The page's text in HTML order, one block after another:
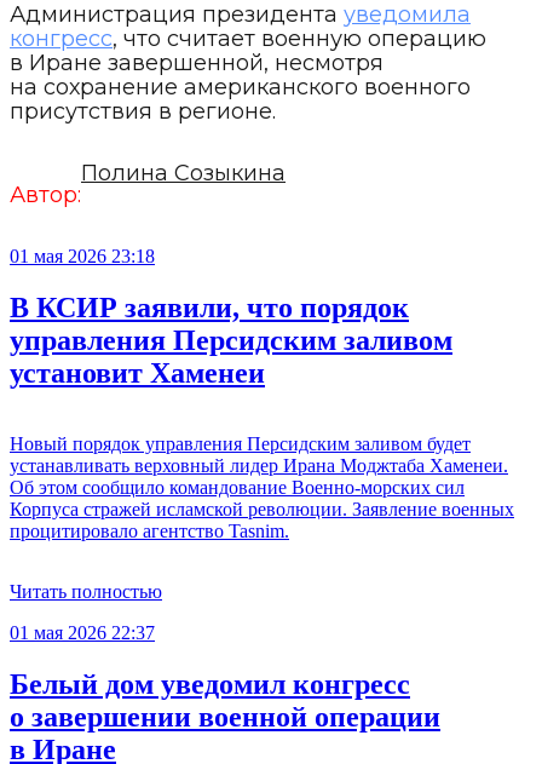
Администрация президента уведомила
конгресс, что считает военную операцию
в Иране завершенной, несмотря
на сохранение американского военного
присутствия в регионе.
Автор:
Полина Созыкина
01 мая 2026 23:18
В КСИР заявили, что порядок
управления Персидским заливом
установит Хаменеи
Новый порядок управления Персидским заливом будет
устанавливать верховный лидер Ирана Моджтаба Хаменеи.
Об этом сообщило командование Военно-морских сил
Корпуса стражей исламской революции. Заявление военных
процитировало агентство Tasnim.
Читать полностью
01 мая 2026 22:37
Белый дом уведомил конгресс
о завершении военной операции
в Иране